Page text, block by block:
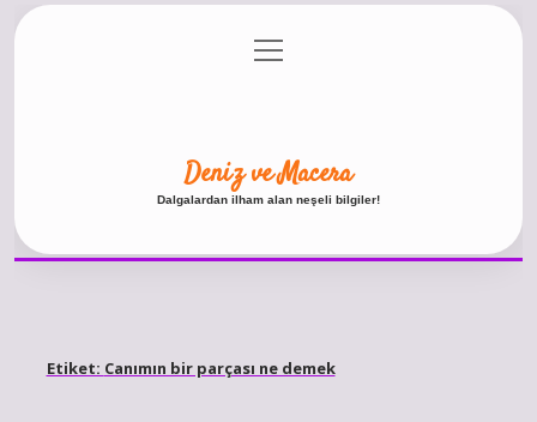
Gizlilik Politikası
menüyü
aç
Deniz ve Macera
Dalgalardan ilham alan neşeli bilgiler!
Etiket: Canımın bir parçası ne demek